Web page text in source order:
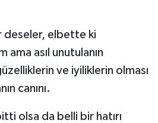
deseler, elbette ki
asıl unutulanın
ve iyiliklerin olması
canını.
olsa da belli bir hatırı